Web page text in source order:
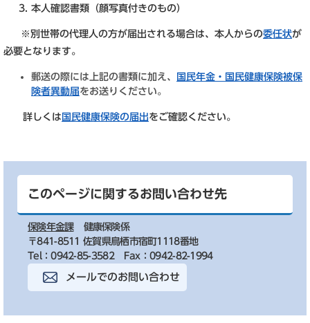
本人確認書類（顔写真付きのもの）
※別世帯の代理人の方が届出される場合は、本人からの委任状が
必要となります。
郵送の際には上記の書類に加え、
国民年金・国民健康保険被保
険者異動届をお送りください。
詳しくは 国民健康保険の届出をご確認ください。
このページに関するお問い合わせ先
保険年金課
健康保険係
〒841-8511 佐賀県鳥栖市宿町1118番地
Tel：0942-85-3582
Fax：0942-82-1994
メールでのお問い合わせ